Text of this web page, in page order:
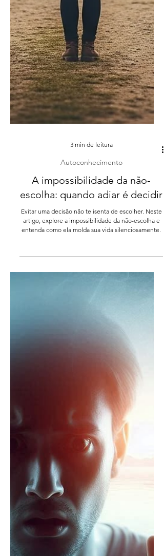
3 min de leitura
Autoconhecimento
A impossibilidade da não-
escolha: quando adiar é decidir
Evitar uma decisão não te isenta de escolher. Neste
artigo, explore a impossibilidade da não-escolha e